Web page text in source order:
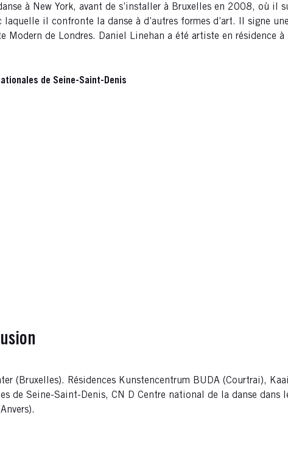
à New York, avant de s’installer à Bruxelles en 2008, où
il confronte la danse à d’autres formes d’art. Il signe
Modern de Londres. Daniel Linehan a été artiste en résidence
de Seine-Saint-Denis
(Bruxelles). Résidences Kunstencentrum BUDA (Courtrai),
de Seine-Saint-Denis, CN D Centre national de la danse dans